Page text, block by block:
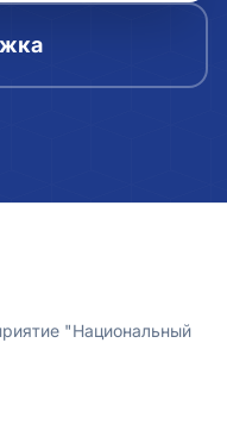
"Национальный